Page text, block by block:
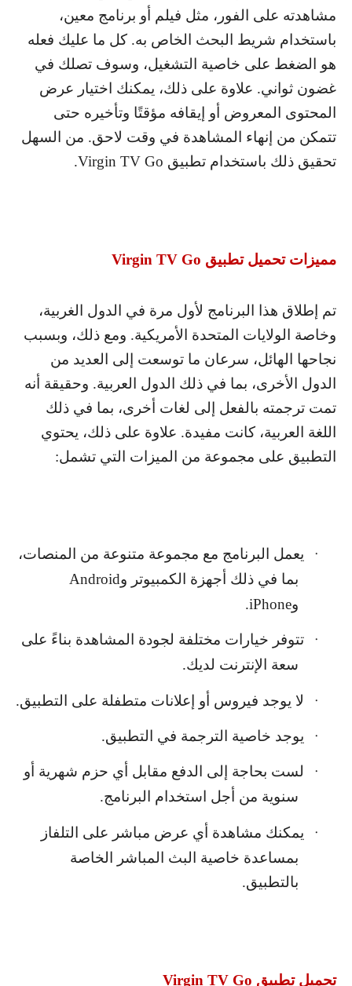
مشاهدته على الفور، مثل فيلم أو برنامج معين،
باستخدام شريط البحث الخاص به. كل ما عليك فعله
هو الضغط على خاصية التشغيل، وسوف تصلك في
غضون ثواني. علاوة على ذلك، يمكنك اختيار عرض
المحتوى المعروض أو إيقافه مؤقتًا وتأخيره حتى
تتمكن من إنهاء المشاهدة في وقت لاحق. من السهل
تحقيق ذلك باستخدام تطبيق Virgin TV Go
.
مميزات تحميل تطبيق Virgin TV Go
تم إطلاق هذا البرنامج لأول مرة في الدول الغربية،
وخاصة الولايات المتحدة الأمريكية. ومع ذلك، وبسبب
نجاحها الهائل، سرعان ما توسعت إلى العديد من
الدول الأخرى، بما في ذلك الدول العربية. وحقيقة أنه
تمت ترجمته بالفعل إلى لغات أخرى، بما في ذلك
اللغة العربية، كانت مفيدة. علاوة على ذلك، يحتوي
التطبيق على مجموعة من الميزات التي تشمل:
·
يعمل البرنامج مع مجموعة متنوعة من المنصات،
بما في ذلك أجهزة الكمبيوتر وAndroid
وiPhone
.
·
تتوفر خيارات مختلفة لجودة المشاهدة بناءً على
سعة الإنترنت لديك.
· لا يوجد فيروس أو إعلانات متطفلة على التطبيق.
· يوجد خاصية الترجمة في التطبيق.
·
لست بحاجة إلى الدفع مقابل أي حزم شهرية أو
سنوية من أجل استخدام البرنامج.
·
يمكنك مشاهدة أي عرض مباشر على التلفاز
بمساعدة خاصية البث المباشر الخاصة
بالتطبيق.
تحميل تطبيق Virgin TV Go